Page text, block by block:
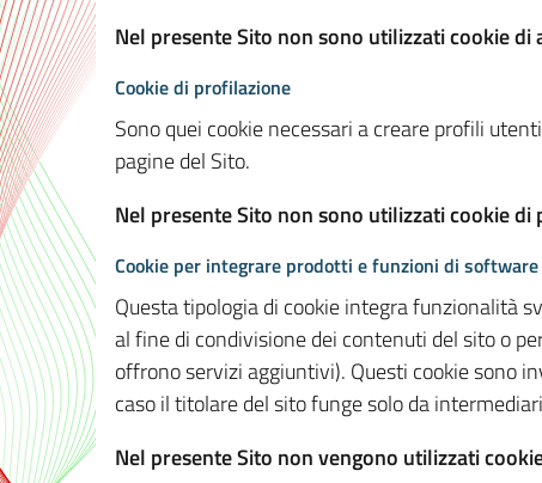
Nel presente Sito non sono utilizzati cookie di
Cookie di profilazione
Sono quei cookie necessari a creare profili
pagine del Sito.
Nel presente Sito non sono utilizzati cookie di
Cookie per integrare prodotti e funzioni di
Questa tipologia di cookie integra funzionalità
al fine di condivisione dei contenuti del sito o
offrono servizi aggiuntivi). Questi cookie sono
caso il titolare del sito funge solo da
Nel presente Sito non vengono utilizzati